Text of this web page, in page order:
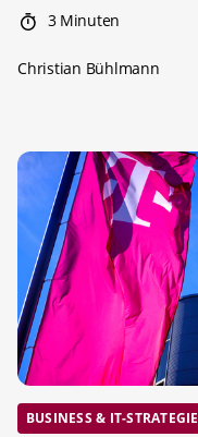
3 Minuten
Christian Bühlmann
BUSINESS & IT-STRATEGIE